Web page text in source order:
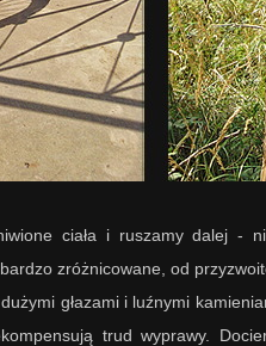
ciała i ruszamy dalej -
zróżnicowane, od
głazami i luźnymi
trud wyprawy.